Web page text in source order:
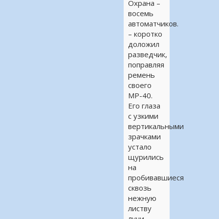
Охрана –
восемь
автоматчиков.
– коротко
доложил
разведчик,
поправляя
ремень
своего
МР-40.
Его глаза
с узкими
вертикальными
зрачками
устало
щурились
на
пробивавшиеся
сквозь
нежную
листву